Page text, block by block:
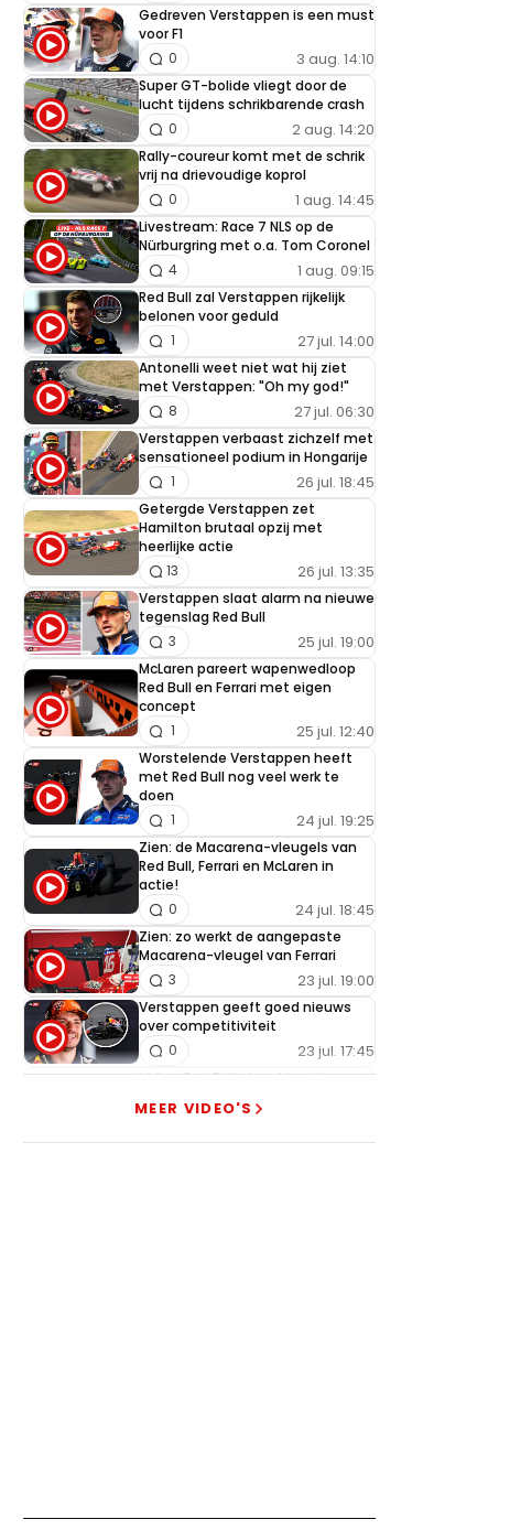
Gedreven Verstappen is een must
voor F1
3 aug. 14:10
0
Super GT-bolide vliegt door de
lucht tijdens schrikbarende crash
2 aug. 14:20
0
Rally-coureur komt met de schrik
vrij na drievoudige koprol
1 aug. 14:45
0
Livestream: Race 7 NLS op de
Nürburgring met o.a. Tom Coronel
1 aug. 09:15
4
Red Bull zal Verstappen rijkelijk
belonen voor geduld
27 jul. 14:00
1
Antonelli weet niet wat hij ziet
met Verstappen: "Oh my god!"
27 jul. 06:30
8
Verstappen verbaast zichzelf met
sensationeel podium in Hongarije
26 jul. 18:45
1
Getergde Verstappen zet
Hamilton brutaal opzij met
heerlijke actie
26 jul. 13:35
13
Verstappen slaat alarm na nieuwe
tegenslag Red Bull
25 jul. 19:00
3
McLaren pareert wapenwedloop
Red Bull en Ferrari met eigen
concept
25 jul. 12:40
1
Worstelende Verstappen heeft
met Red Bull nog veel werk te
doen
24 jul. 19:25
1
Zien: de Macarena-vleugels van
Red Bull, Ferrari en McLaren in
actie!
24 jul. 18:45
0
Zien: zo werkt de aangepaste
Macarena-vleugel van Ferrari
23 jul. 19:00
3
Verstappen geeft goed nieuws
over competitiviteit
23 jul. 17:45
0
Video: Red Bull slaagt in ultiem
Verstappen
22 jul. 07:30
0
MEER VIDEO'S